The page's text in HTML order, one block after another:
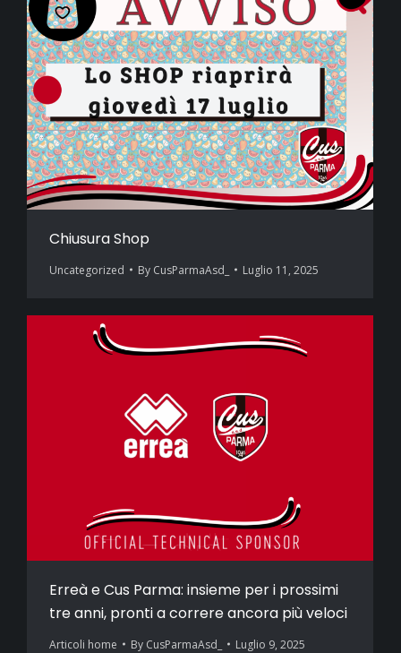
Chiusura Shop
Uncategorized By CusParmaAsd_ Luglio 11, 2025
Erreà e Cus Parma: insieme per i prossimi
tre anni, pronti a correre ancora più veloci
Articoli home By CusParmaAsd_ Luglio 9, 2025